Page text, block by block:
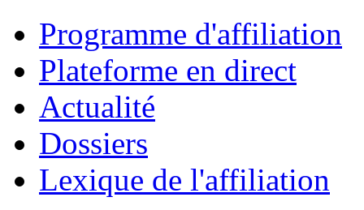
Programme d'affiliation
Plateforme en direct
Actualité
Dossiers
Lexique de l'affiliation